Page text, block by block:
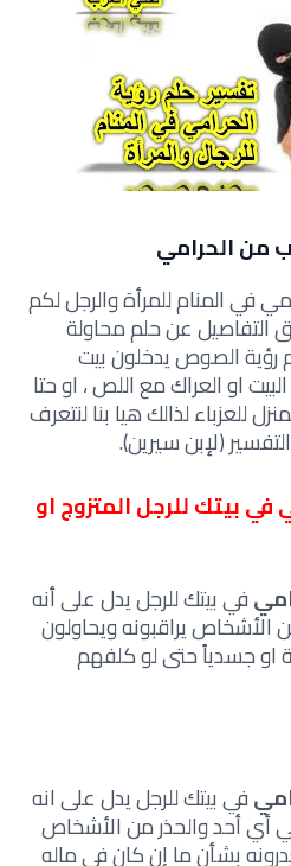
من الحرامي
في المنام للمرأة والرجل لكم
التفاصيل عن حلم محاولة
رؤية الصوص يدخلون بيت
او العراك مع اللص ، او حتا
للعزباء لذالك هيا بنا لنتعرف
(لإبن سيرين).
في بيتك للرجل المتزوج او
في بيتك للرجل يدل على أنه
الأشخاص يراقبونه ويحاولون
او جسدياً حتى لو كلفهم
في بيتك للرجل يدل على انه
أي أحد والحذر من الأشخاص
بشأن ما إن كان في ماله